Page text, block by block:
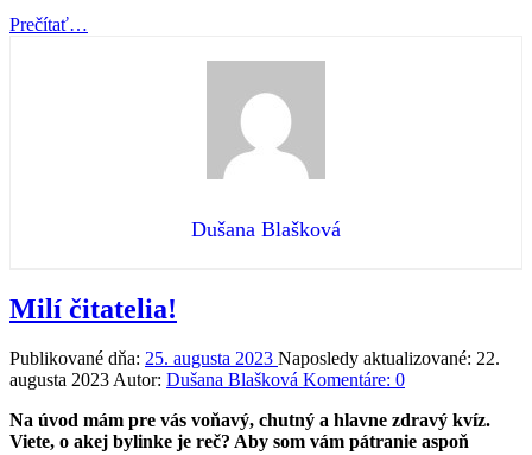
Prečítať“Hmatom
…
Dušana Blašková
Milí čitatelia!
Publikované dňa: 25. augusta 2023 Naposledy aktualizované: 22.
augusta 2023Autor: Dušana Blašková Komentáre: 0
Na úvod mám pre vás voňavý, chutný a hlavne zdravý kvíz.
Viete, o akej bylinke je reč? Aby som vám pátranie aspoň